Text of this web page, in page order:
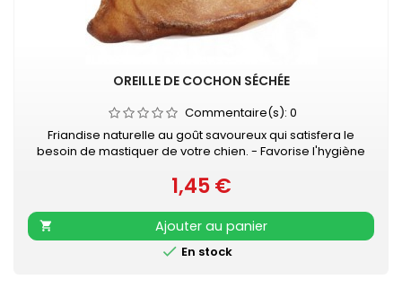
OREILLE DE COCHON SÉCHÉE
Commentaire(s): 0
Friandise naturelle au goût savoureux qui satisfera le
besoin de mastiquer de votre chien. - Favorise l'hygiène
En complément d'une alimentation équilibrée et complète
- Veiller à laisser de l'eau propre et fraîche à disposition
de votre chien
Prix
1,45 €

Ajouter au panier
 En stock